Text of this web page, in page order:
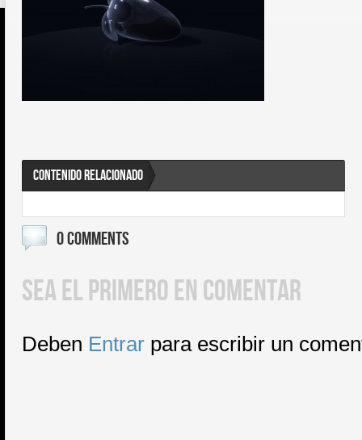
CONTENIDO RELACIONADO
0 COMMENTS
SEA EL PRIMERO EN COMENTAR
Deben Entrar para escribir un